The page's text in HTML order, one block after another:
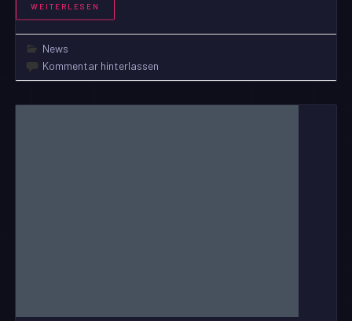
WEITERLESEN
News
Kommentar hinterlassen